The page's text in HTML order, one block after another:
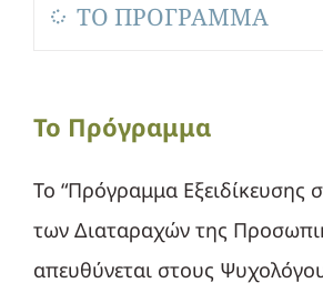
ΤΟ ΠΡΟΓΡΑΜΜΑ
Το Πρόγραμμα
Το “Πρόγραμμα Εξειδίκευσης
των Διαταραχών της
απευθύνεται στους